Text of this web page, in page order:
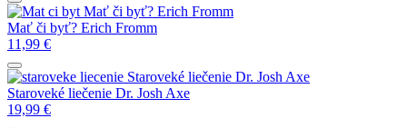
Mať či byť? Erich Fromm
Mať či byť? Erich Fromm
11,99 €
Staroveké liečenie Dr. Josh Axe
Staroveké liečenie Dr. Josh Axe
19,99 €